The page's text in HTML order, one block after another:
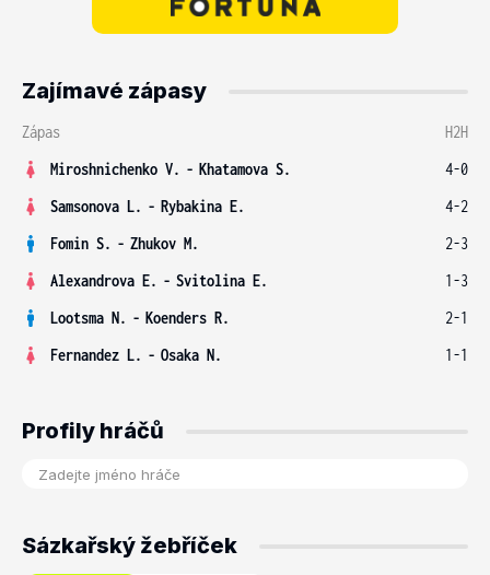
Zajímavé zápasy
Zápas
H2H
Miroshnichenko V. - Khatamova S.
4-0
Samsonova L. - Rybakina E.
4-2
Fomin S. - Zhukov M.
2-3
Alexandrova E. - Svitolina E.
1-3
Lootsma N. - Koenders R.
2-1
Fernandez L. - Osaka N. 1-1
Profily hráčů
Sázkařský žebříček